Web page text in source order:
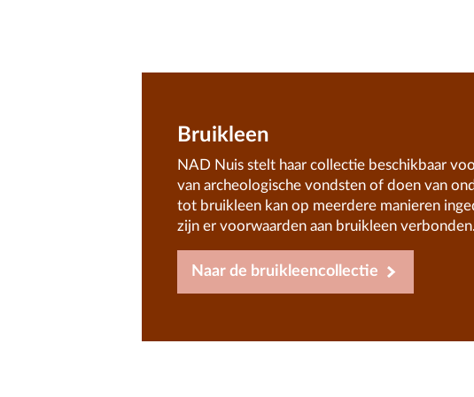
Bruikleen
NAD Nuis stelt haar collectie beschikbaar
van archeologische vondsten of doen van
tot bruikleen kan op meerdere manieren
zijn er voorwaarden aan bruikleen verbonden.
Naar de bruikleencollectie